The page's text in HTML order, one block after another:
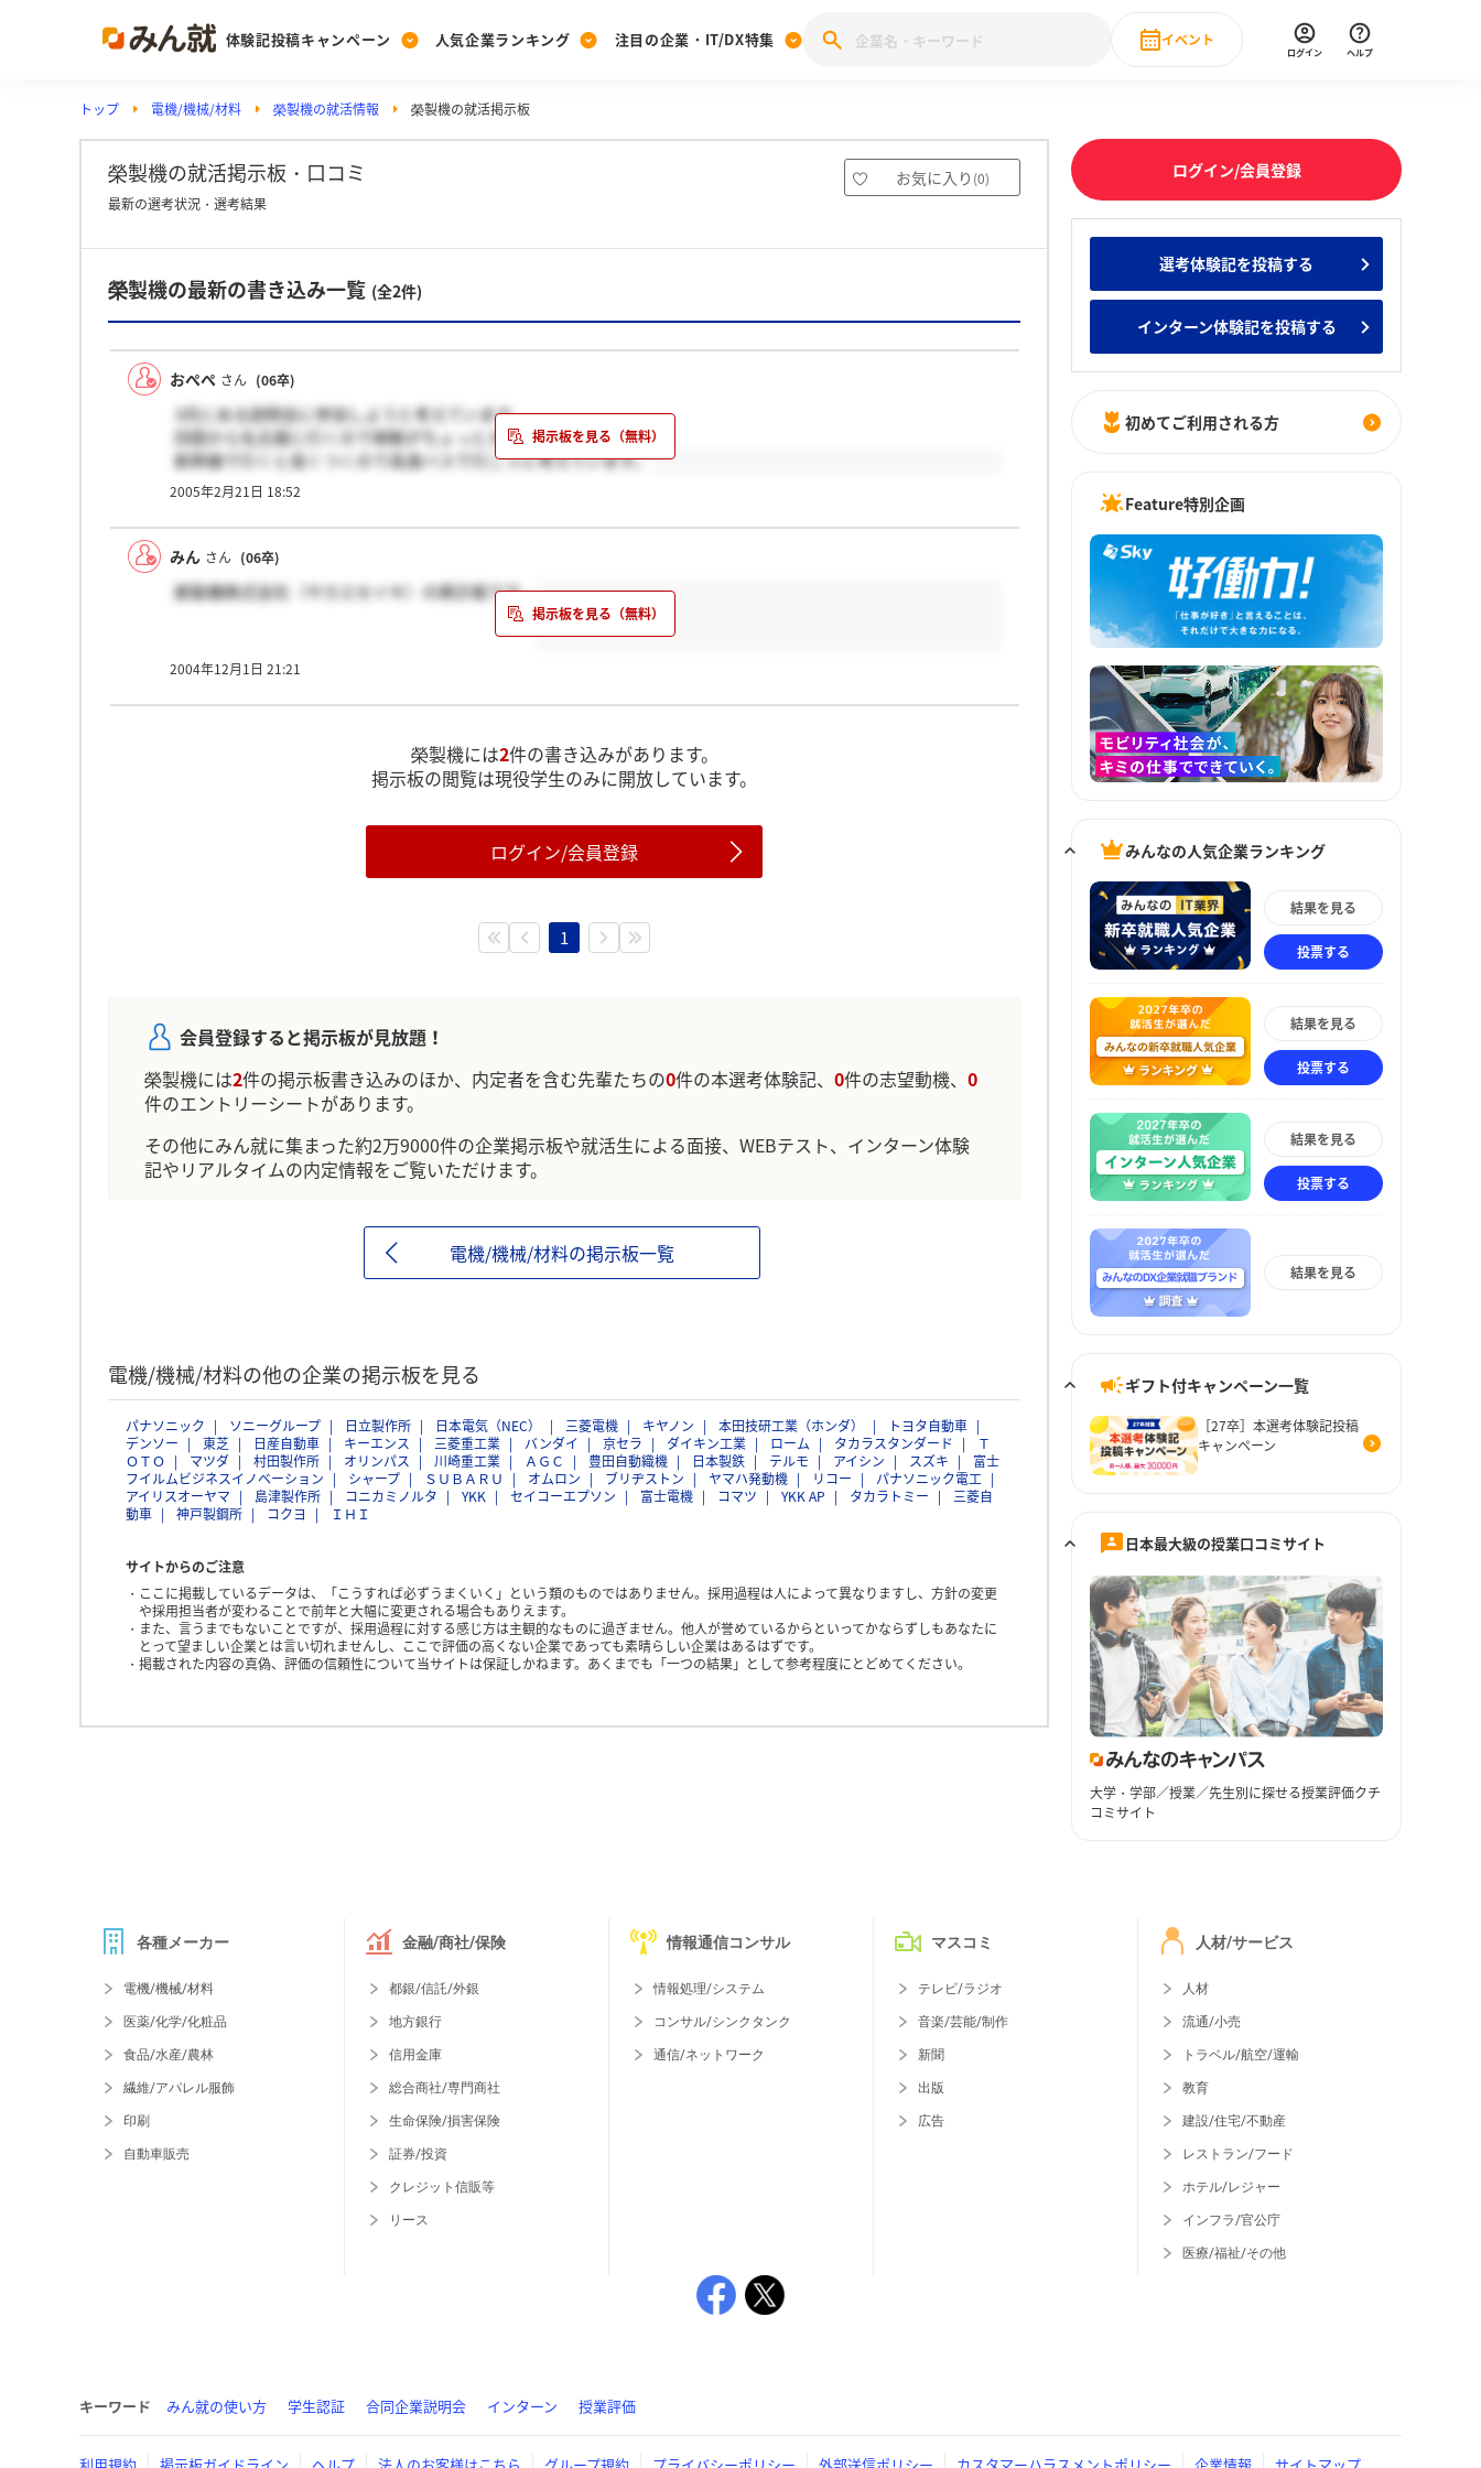
体験記投稿キャンペーン
Post
投稿する
[27卒] 本選考体験記投稿キャンペーン
人気企業ランキング
Ranking
ランキングを見る
Vote
投票する
みんなの新卒就職人気企業ランキング みんなのインターン人気企業ランキ
注目の企業・IT/DX特集
PickUp
注目の企業特集
28卒 IT・DX現場社員インタビュー
動画で知ろう！業界・企業研究
イベント
直近のイベント一覧
ログイン ヘルプ
トップ 電機/機械/材料 榮製機の就活情報 榮製機の就活掲示板
榮製機の就活掲示板・口コミ お気に入り (0)
最新の選考状況・選考結果
榮製機の最新の書き込み一覧 (全2件)
おぺぺ さん (06卒)
3月にある説明会に参加しようと考えています。
四国から名古屋に行くので移動がちょっと大変です。
新幹線で行くと高くつくので高速バスで行こうと考えています。
2005年2月21日 18:52
みん さん (06卒)
榮製機株式会社（サカエセイキ）の掲示板です。
2004年12月1日 21:21
榮製機には2件の書き込みがあります。
掲示板の閲覧は現役学生のみに開放しています。
ログイン/会員登録
1
会員登録すると掲示板が見放題！
榮製機には2件の掲示板書き込みのほか、内定者を含む先輩たちの0件の本選考体験記、 0件の志望動機、 0
件のエントリーシートがあります。
その他にみん就に集まった約2万9000件の企業掲示板や就活生による面接、WEBテスト、インターン体験
記やリアルタイムの内定情報をご覧いただけます。
電機/機械/材料の掲示板一覧
電機/機械/材料の他の企業の掲示板を見る
パナソニック ソニーグループ 日立製作所 日本電気（NEC） 三菱電機 キヤノン 本田技研工業（ホンダ）
トヨタ自動車
デンソー
東芝 日産自動車 キーエンス 三菱重工業 バンダイ 京セラ ダイキン工業 ローム タカラスタンダード
Ｔ
ＯＴＯ
マツダ 村田製作所 オリンパス 川崎重工業 ＡＧＣ 豊田自動織機 日本製鉄 テルモ アイシン スズキ
富士
フイルムビジネスイノベーション
シャープ ＳＵＢＡＲＵ オムロン ブリヂストン ヤマハ発動機 リコー
パナソニック電工
アイリスオーヤマ
島津製作所 コニカミノルタ YKK セイコーエプソン 富士電機 コマツ YKK AP タカラトミー
三菱自
動車
神戸製鋼所 コクヨ ＩＨＩ
サイトからのご注意
ここに掲載しているデータは、「こうすれば必ずうまくいく」という類のものではありません。採用過程は人によって異なりますし、方針の変更
や採用担当者が変わることで前年と大幅に変更される場合もありえます。
また、言うまでもないことですが、採用過程に対する感じ方は主観的なものに過ぎません。他人が誉めているからといってかならずしもあなたに
とって望ましい企業とは言い切れませんし、ここで評価の高くない企業であっても素晴らしい企業はあるはずです。
掲載された内容の真偽、評価の信頼性について当サイトは保証しかねます。あくまでも「一つの結果」として参考程度にとどめてください。
ログイン/会員登録
選考体験記を投稿する
インターン体験記を投稿する
初めてご利用される方
Feature特別企画
みんなの人気企業ランキング
結果を見る
投票する
結果を見る
投票する
結果を見る
投票する
結果を見る
ギフト付キャンペーン一覧
［27卒］本選考体験記投稿
キャンペーン
日本最大級の授業口コミサイト
大学・学部／授業／先生別に探せる授業評価クチ
コミサイト
各種メーカー
電機/機械/材料
医薬/化学/化粧品
食品/水産/農林
繊維/アパレル服飾
印刷
自動車販売
金融/商社/保険
都銀/信託/外銀
地方銀行
信用金庫
総合商社/専門商社
生命保険/損害保険
証券/投資
クレジット信販等
リース
情報通信コンサル
情報処理/システム
コンサル/シンクタンク
通信/ネットワーク
マスコミ
テレビ/ラジオ
音楽/芸能/制作
新聞
出版
広告
人材/サービス
人材
流通/小売
トラベル/航空/運輸
教育
建設/住宅/不動産
レストラン/フード
ホテル/レジャー
インフラ/官公庁
医療/福祉/その他
キーワード みん就の使い方 学生認証 合同企業説明会 インターン 授業評価